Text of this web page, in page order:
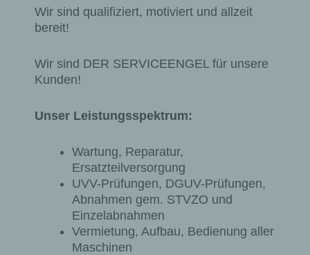
Wir sind qualifiziert, motiviert und allzeit
bereit!
Wir sind DER SERVICEENGEL für unsere
Kunden!
Unser Leistungsspektrum:
Wartung, Reparatur,
Ersatzteilversorgung
UVV-Prüfungen, DGUV-Prüfungen,
Abnahmen gem. STVZO und
Einzelabnahmen
Vermietung, Aufbau, Bedienung aller
Maschinen